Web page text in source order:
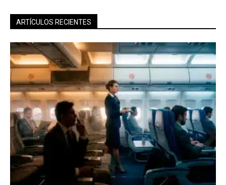
ARTÍCULOS RECIENTES